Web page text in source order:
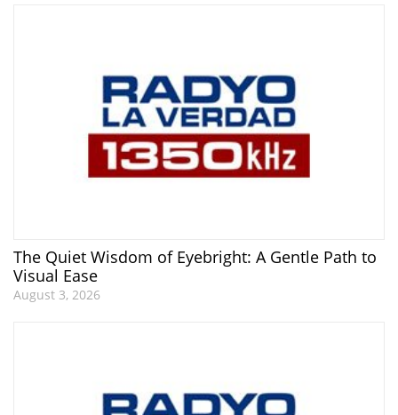
The Quiet Wisdom of Eyebright: A Gentle Path to
Visual Ease
August 3, 2026